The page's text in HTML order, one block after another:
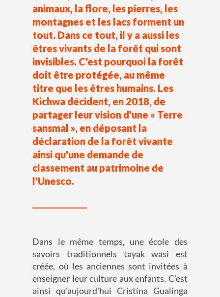
animaux, la flore, les pierres, les
montagnes et les lacs forment un
tout. Dans ce tout, il y a aussi les
êtres vivants de la forêt qui sont
invisibles. C'est pourquoi la forêt
doit être protégée, au même
titre que les êtres humains. Les
Kichwa décident, en 2018, de
partager leur vision d'une « Terre
sansmal », en déposant la
déclaration de la forêt vivante
ainsi qu'une demande de
classement au patrimoine de
l'Unesco.
Dans le même temps, une école des
savoirs traditionnels tayak wasi est
créée, où les anciennes sont invitées à
enseigner leur culture aux enfants. C'est
ainsi qu'aujourd'hui Cristina Gualinga